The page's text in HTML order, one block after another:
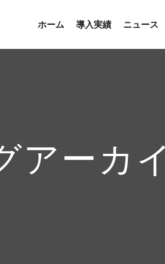
ホーム 導入実績 ニュース
アーカ